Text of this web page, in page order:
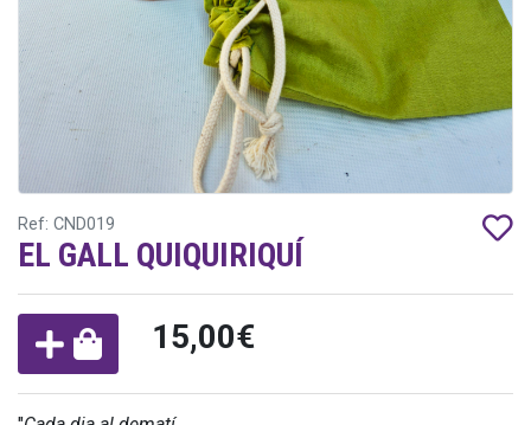
Ref: CND019
EL GALL QUIQUIRIQUÍ
15,00€